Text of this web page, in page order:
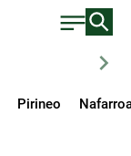
chevron_right
Pirineo